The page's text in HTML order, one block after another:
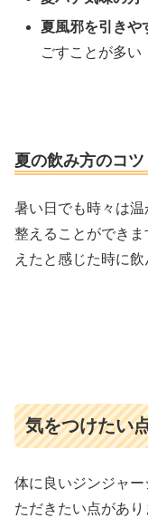
夏風邪を引きや
ごすことが多い
夏の飲み方のコツ
暑い日でも時々は
整えることができ
えたと感じた時に飲
気をつけたい
体に良いジンジャ
ただきたい点があり